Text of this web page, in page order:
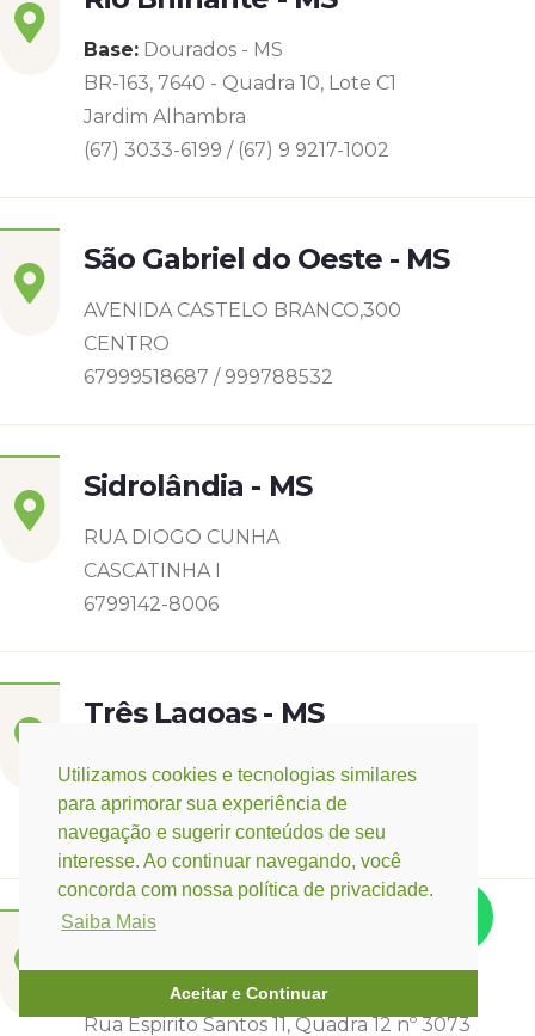
Utilizamos cookies e tecnologias similares
para aprimorar sua experiência de
navegação e sugerir conteúdos de seu
interesse. Ao continuar navegando, você
concorda com nossa política de privacidade.
Saiba Mais
Aceitar e Continuar
Base: Dourados - MS
BR-163, 7640 - Quadra 10, Lote C1
Jardim Alhambra
(67) 3033-6199 / (67) 9 9217-1002
São Gabriel do Oeste - MS
AVENIDA CASTELO BRANCO,300
CENTRO
67999518687 / 999788532
Sidrolândia - MS
RUA DIOGO CUNHA
CASCATINHA I
6799142-8006
Três Lagoas - MS
Rua Eurídice Chagas Cruz, 2675
Centro
(67) 9 9249-5406
Campo Verde - MT
Rondonópolis - MT
Rua Espirito Santos 11, Quadra 12 nº 3073